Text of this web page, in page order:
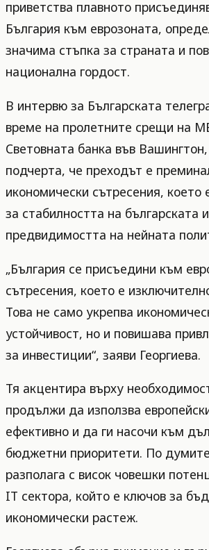
приветства плавното
България към еврозоната,
значима стъпка за страната и
национална гордост.
В интервю за Българската
време на пролетните срещи на
Световната банка във Вашингтон,
подчерта, че преходът е
икономически сътресения, което
за стабилността на българската
предвидимостта на нейната
„България се присъедини към
сътресения, което е
Това не само укрепва
устойчивост, но и повишава
за инвестиции“, заяви Георгиева.
Тя акцентира върху
продължи да използва
ефективно и да ги насочи към
бюджетни приоритети. По
разполага с висок човешки
IT сектора, който е ключов за
икономически растеж.